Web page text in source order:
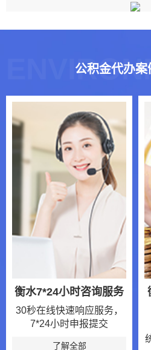
公积金代办案
衡水7*24小时咨询服务
30秒在线快速响应服务，
7*24小时申报提交
了解全部